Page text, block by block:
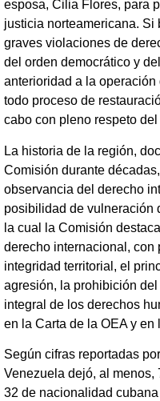
esposa, Cilia Flores, para
justicia norteamericana.
graves violaciones de
del orden democrático y
anterioridad a la
todo proceso de
cabo con pleno respeto
La historia de la región,
Comisión durante
observancia del derecho
posibilidad de vulneración
la cual la Comisión
derecho internacional, con
integridad territorial, el
agresión, la prohibición
integral de los derechos
en la Carta de la OEA y
Según cifras reportadas
Venezuela dejó, al
32 de nacionalidad